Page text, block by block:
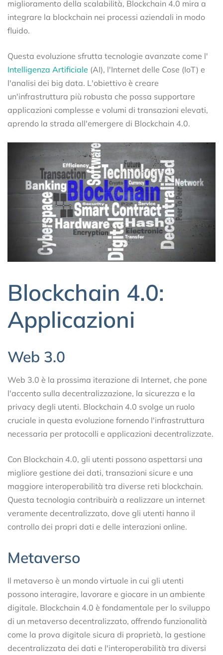
miglioramento della scalabilità, Blockchain 4.0 mira a
integrare la blockchain nei processi aziendali in modo
fluido.
Questa evoluzione sfrutta tecnologie avanzate come l'
Intelligenza Artificiale (AI), l'Internet delle Cose (IoT) e
l'analisi dei big data. L'obiettivo è creare
un'infrastruttura più robusta che possa supportare
applicazioni complesse e volumi di transazioni elevati,
aprendo la strada all'emergere di Blockchain 4.0.
Blockchain 4.0:
Applicazioni
Web 3.0
Web 3.0 è la prossima iterazione di Internet, che pone
l'accento sulla decentralizzazione, la sicurezza e la
privacy degli utenti. Blockchain 4.0 svolge un ruolo
cruciale in questa evoluzione fornendo l'infrastruttura
necessaria per protocolli e applicazioni decentralizzate.
Con Blockchain 4.0, gli utenti possono aspettarsi una
migliore gestione dei dati, transazioni sicure e una
maggiore interoperabilità tra diverse reti blockchain.
Questa tecnologia contribuirà a realizzare un internet
veramente decentralizzato, dove gli utenti hanno il
controllo dei propri dati e delle interazioni online.
Metaverso
Il metaverso è un mondo virtuale in cui gli utenti
possono interagire, lavorare e giocare in un ambiente
digitale. Blockchain 4.0 è fondamentale per lo sviluppo
di un metaverso decentralizzato, offrendo funzionalità
come la prova digitale sicura di proprietà, la gestione
decentralizzata dei dati e l'interoperabilità tra diversi